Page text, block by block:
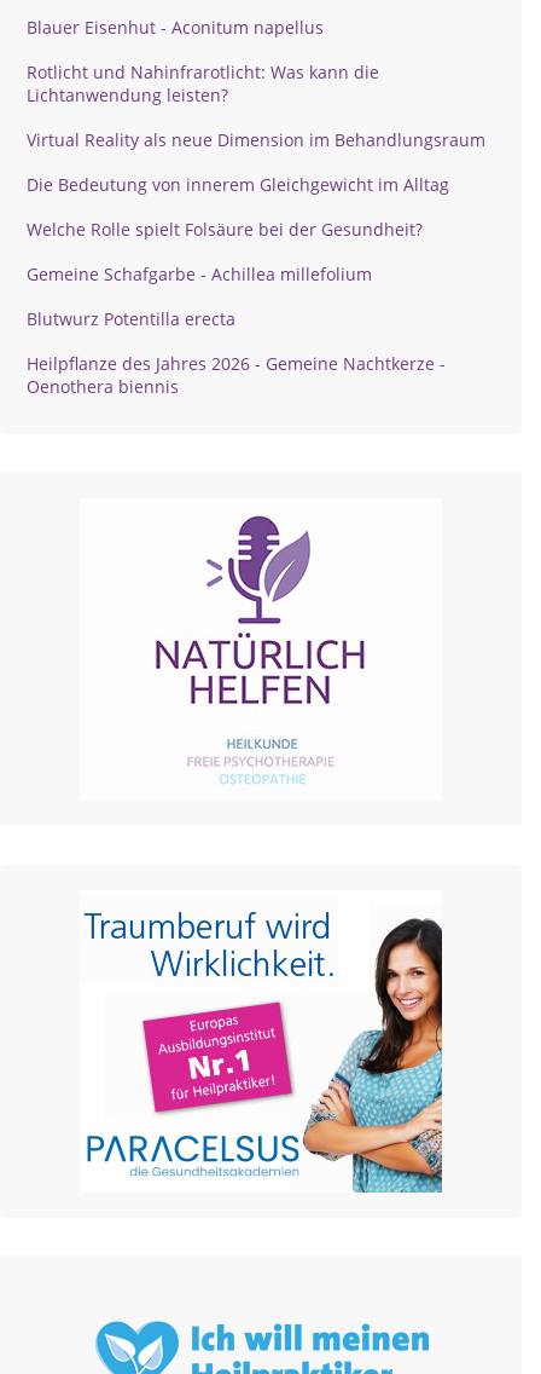
Blauer Eisenhut - Aconitum napellus
Rotlicht und Nahinfrarotlicht: Was kann die
Lichtanwendung leisten?
Virtual Reality als neue Dimension im Behandlungsraum
Die Bedeutung von innerem Gleichgewicht im Alltag
Welche Rolle spielt Folsäure bei der Gesundheit?
Gemeine Schafgarbe - Achillea millefolium
Blutwurz Potentilla erecta
Heilpflanze des Jahres 2026 - Gemeine Nachtkerze -
Oenothera biennis